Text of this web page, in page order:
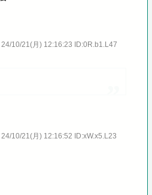
24/10/21(月) 12:16:23 ID:0R.b1.L47
24/10/21(月) 12:16:52 ID:xW.x5.L23